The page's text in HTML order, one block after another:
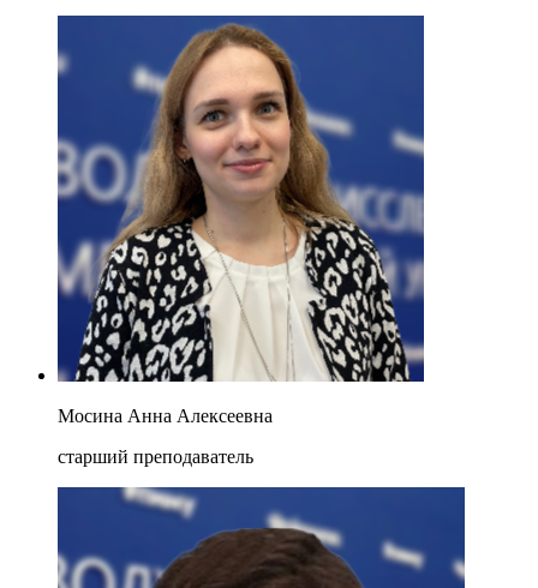
Мосина Анна Алексеевна
старший преподаватель